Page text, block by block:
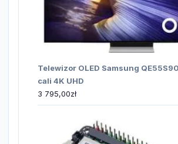
Telewizor OLED Samsung
cali 4K UHD
3 795,00zł